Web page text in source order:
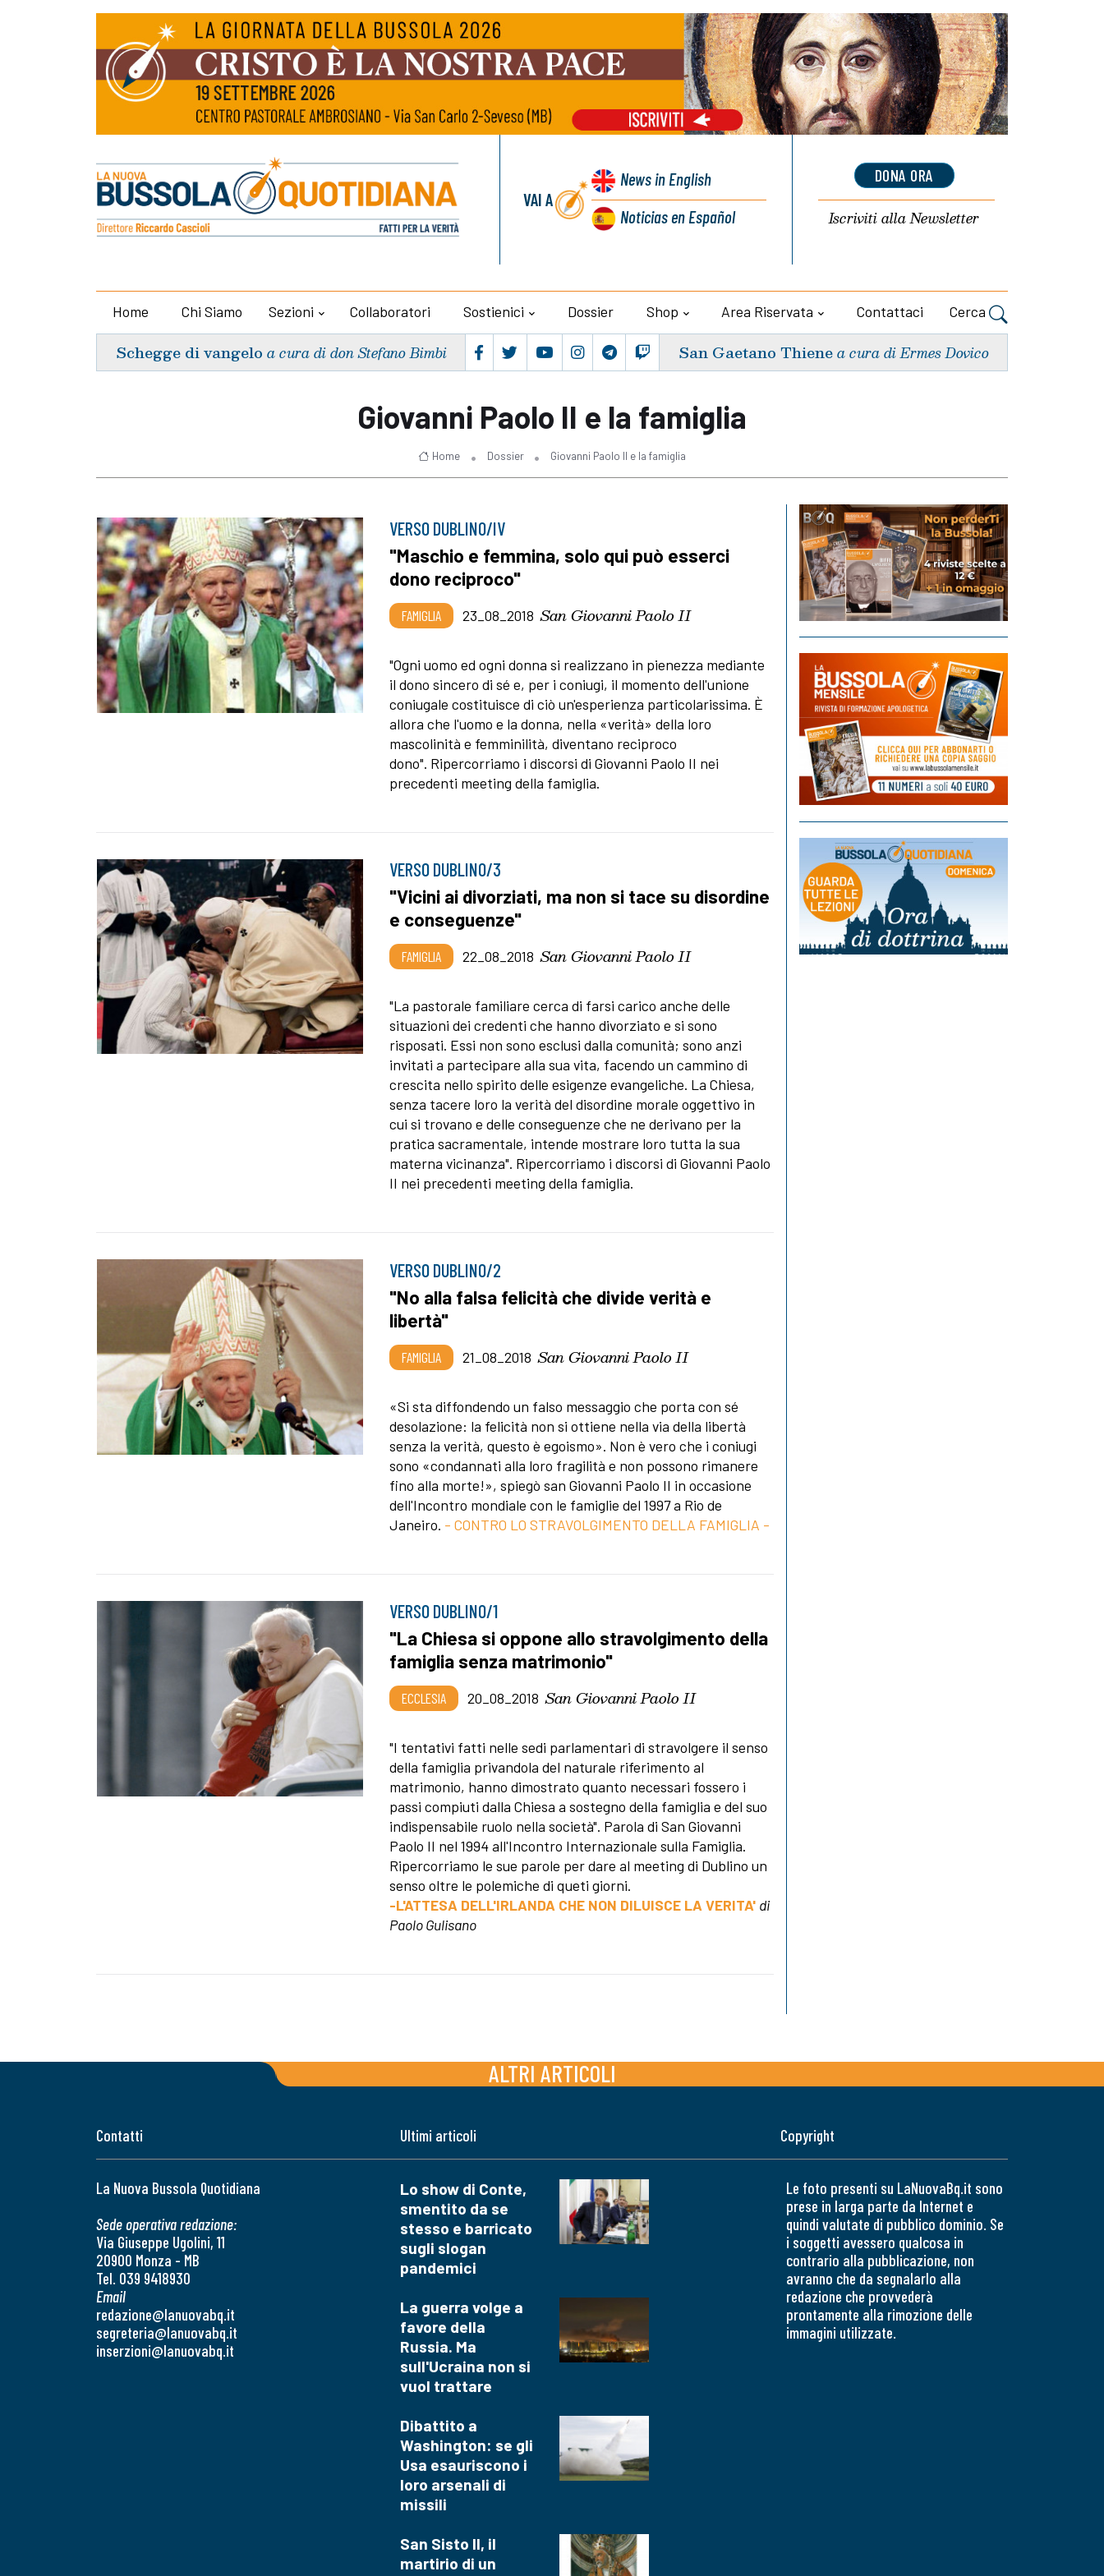
VAI A
Newsin English
Noticiasen Español
DONA ORA
Iscriviti allaNewsletter
Home Chi Siamo Sezioni Collaboratori Sostienici Dossier Shop Area Riservata Contattaci Cerca
Schegge di vangelo a cura di don Stefano Bimbi San Gaetano Thiene a cura di Ermes Dovico
Giovanni Paolo II e la famiglia
Home Dossier Giovanni Paolo II e la famiglia
VERSO DUBLINO/IV
"Maschio e femmina, solo qui può esserci
dono reciproco"
FAMIGLIA 23_08_2018 San Giovanni Paolo II
"Ogni uomo ed ogni donna si realizzano in pienezza mediante
il dono sincero di sé e, per i coniugi, il momento dell'unione
coniugale costituisce di ciò un'esperienza particolarissima. È
allora che l'uomo e la donna, nella «verità» della loro
mascolinità e femminilità, diventano reciproco
dono". Ripercorriamo i discorsi di Giovanni Paolo II nei
precedenti meeting della famiglia.
VERSO DUBLINO/3
"Vicini ai divorziati, ma non si tace su disordine
e conseguenze"
FAMIGLIA 22_08_2018 San Giovanni Paolo II
"La pastorale familiare cerca di farsi carico anche delle
situazioni dei credenti che hanno divorziato e si sono
risposati. Essi non sono esclusi dalla comunità; sono anzi
invitati a partecipare alla sua vita, facendo un cammino di
crescita nello spirito delle esigenze evangeliche. La Chiesa,
senza tacere loro la verità del disordine morale oggettivo in
cui si trovano e delle conseguenze che ne derivano per la
pratica sacramentale, intende mostrare loro tutta la sua
materna vicinanza". Ripercorriamo i discorsi di Giovanni Paolo
II nei precedenti meeting della famiglia.
VERSO DUBLINO/2
"No alla falsa felicità che divide verità e
libertà"
FAMIGLIA 21_08_2018 San Giovanni Paolo II
«Si sta diffondendo un falso messaggio che porta con sé
desolazione: la felicità non si ottiene nella via della libertà
senza la verità, questo è egoismo». Non è vero che i coniugi
sono «condannati alla loro fragilità e non possono rimanere
fino alla morte!», spiegò san Giovanni Paolo II in occasione
dell'Incontro mondiale con le famiglie del 1997 a Rio de
Janeiro. - CONTRO LO STRAVOLGIMENTO DELLA FAMIGLIA -
VERSO DUBLINO/1
"La Chiesa si oppone allo stravolgimento della
famiglia senza matrimonio"
ECCLESIA 20_08_2018 San Giovanni Paolo II
"I tentativi fatti nelle sedi parlamentari di stravolgere il senso
della famiglia privandola del naturale riferimento al
matrimonio, hanno dimostrato quanto necessari fossero i
passi compiuti dalla Chiesa a sostegno della famiglia e del suo
indispensabile ruolo nella società". Parola di San Giovanni
Paolo II nel 1994 all'Incontro Internazionale sulla Famiglia.
Ripercorriamo le sue parole per dare al meeting di Dublino un
senso oltre le polemiche di queti giorni.
-L'ATTESA DELL'IRLANDA CHE NON DILUISCE LA VERITA' di
Paolo Gulisano
ALTRI ARTICOLI
Contatti
La Nuova Bussola Quotidiana
Sede operativa redazione:
Via Giuseppe Ugolini, 11
20900 Monza - MB
Tel. 039 9418930
Email
redazione@lanuovabq.it
segreteria@lanuovabq.it
inserzioni@lanuovabq.it
Ultimi articoli
Lo show di Conte,
smentito da se
stesso e barricato
sugli slogan
pandemici
La guerra volge a
favore della
Russia. Ma
sull'Ucraina non si
vuol trattare
Dibattito a
Washington: se gli
Usa esauriscono i
loro arsenali di
missili
San Sisto II, il
martirio di un
Copyright
Le foto presenti su LaNuovaBq.it sono
prese in larga parte da Internet e
quindi valutate di pubblico dominio. Se
i soggetti avessero qualcosa in
contrario alla pubblicazione, non
avranno che da segnalarlo alla
redazione che provvederà
prontamente alla rimozione delle
immagini utilizzate.